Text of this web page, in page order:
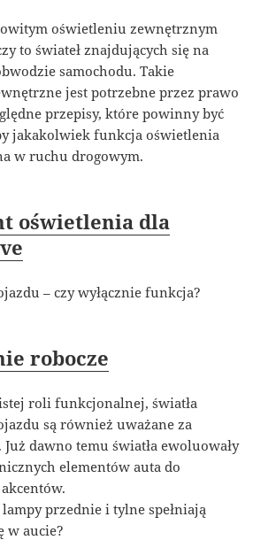
oświetleniu zewnętrznym
to świateł znajdujących się na
samochodu. Takie
jest potrzebne przez prawo
przepisy, które powinny być
jakakolwiek funkcja oświetlenia
w ruchu drogowym.
oświetlenia dla
– czy wyłącznie funkcja?
robocze
roli funkcjonalnej, światła
są również uważane za
dawno temu światła ewoluowały
elementów auta do
przednie i tylne spełniają
w aucie?